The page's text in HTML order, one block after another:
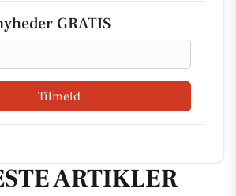
GRATIS
Tilmeld
ARTIKLER